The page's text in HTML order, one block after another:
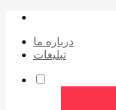
درباره ما
تبلیغات